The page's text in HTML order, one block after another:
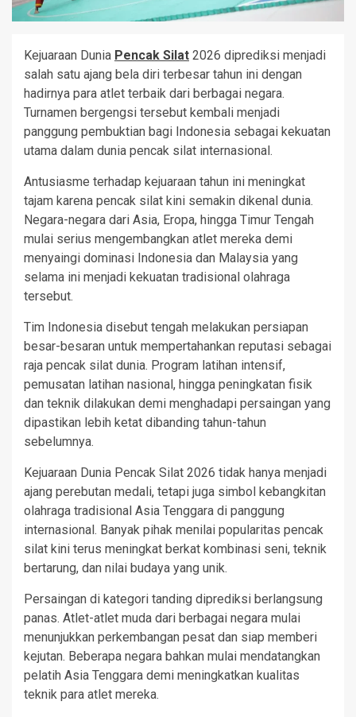
Kejuaraan Dunia Pencak Silat 2026 diprediksi menjadi
salah satu ajang bela diri terbesar tahun ini dengan
hadirnya para atlet terbaik dari berbagai negara.
Turnamen bergengsi tersebut kembali menjadi
panggung pembuktian bagi Indonesia sebagai kekuatan
utama dalam dunia pencak silat internasional.
Antusiasme terhadap kejuaraan tahun ini meningkat
tajam karena pencak silat kini semakin dikenal dunia.
Negara-negara dari Asia, Eropa, hingga Timur Tengah
mulai serius mengembangkan atlet mereka demi
menyaingi dominasi Indonesia dan Malaysia yang
selama ini menjadi kekuatan tradisional olahraga
tersebut.
Tim Indonesia disebut tengah melakukan persiapan
besar-besaran untuk mempertahankan reputasi sebagai
raja pencak silat dunia. Program latihan intensif,
pemusatan latihan nasional, hingga peningkatan fisik
dan teknik dilakukan demi menghadapi persaingan yang
dipastikan lebih ketat dibanding tahun-tahun
sebelumnya.
Kejuaraan Dunia Pencak Silat 2026 tidak hanya menjadi
ajang perebutan medali, tetapi juga simbol kebangkitan
olahraga tradisional Asia Tenggara di panggung
internasional. Banyak pihak menilai popularitas pencak
silat kini terus meningkat berkat kombinasi seni, teknik
bertarung, dan nilai budaya yang unik.
Persaingan di kategori tanding diprediksi berlangsung
panas. Atlet-atlet muda dari berbagai negara mulai
menunjukkan perkembangan pesat dan siap memberi
kejutan. Beberapa negara bahkan mulai mendatangkan
pelatih Asia Tenggara demi meningkatkan kualitas
teknik para atlet mereka.